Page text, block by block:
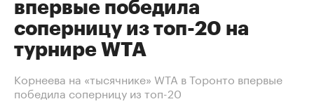
впервые победила
соперницу из топ-20 на
турнире WTA
Корнеева на «тысячнике» WTA в Торонто впервые
победила соперницу из топ-20